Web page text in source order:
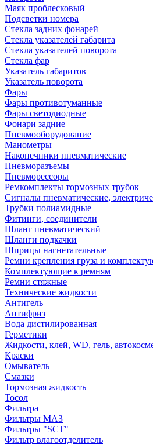
Маяк проблесковый
Подсветки номера
Стекла задних фонарей
Стекла указателей габарита
Стекла указателей поворота
Стекла фар
Указатель габаритов
Указатель поворота
Фары
Фары противотуманные
Фары светодиодные
Фонари задние
Пневмооборудование
Манометры
Наконечники пневматические
Пневморазъемы
Пневморессоры
Ремкомплекты тормозных трубок
Сигналы пневматические,
Трубки полиамидные
Фитинги, соединители
Шланг пневматический
Шланги подкачки
Шприцы нагнетательные
Ремни крепления груза и
Комплектующие к ремням
Ремни стяжные
Технические жидкости
Антигель
Антифриз
Вода дистилированная
Герметики
Жидкости, клей, WD, гель,
Краски
Омыватель
Смазки
Тормозная жидкость
Тосол
Фильтра
Фильтры МАЗ
Фильтры "SCT"
Фильтр влагоотделитель